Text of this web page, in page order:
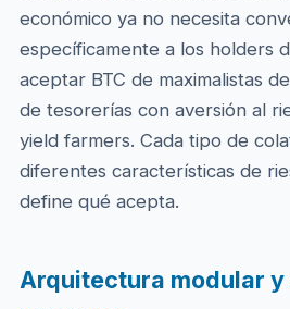
económico ya no necesita
específicamente a los holders
aceptar BTC de maximalistas
de tesorerías con aversión al
yield farmers. Cada tipo de
diferentes características de
define qué acepta.
Arquitectura modular y